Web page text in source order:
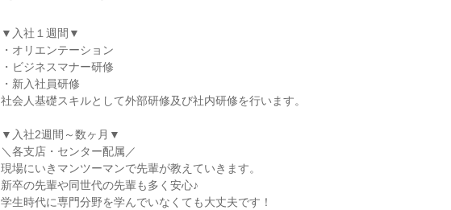
▼入社１週間▼
・オリエンテーション
・ビジネスマナー研修
・新入社員研修
社会人基礎スキルとして外部研修及び社内研修を行います。
▼入社2週間～数ヶ月▼
＼各支店・センター配属／
現場にいきマンツーマンで先輩が教えていきます。
新卒の先輩や同世代の先輩も多く安心♪
学生時代に専門分野を学んでいなくても大丈夫です！